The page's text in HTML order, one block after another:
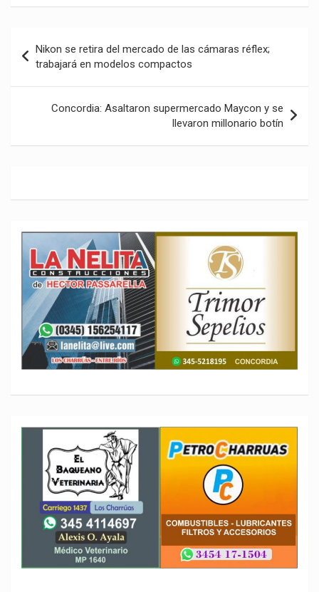
de
entradas
Nikon se retira del mercado de las cámaras réflex;
trabajará en modelos compactos
Concordia: Asaltaron supermercado Maycon y se
llevaron millonario botín